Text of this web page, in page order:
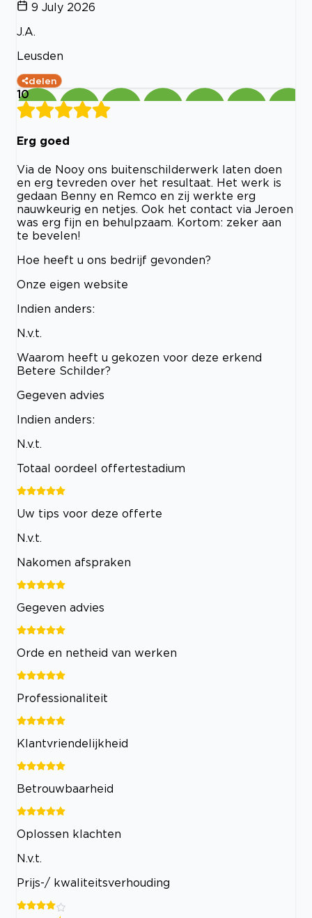
9 July 2026
J.A.
Leusden
delen
10
Erg goed
Via de Nooy ons buitenschilderwerk laten doen
en erg tevreden over het resultaat. Het werk is
gedaan Benny en Remco en zij werkte erg
nauwkeurig en netjes. Ook het contact via Jeroen
was erg fijn en behulpzaam. Kortom: zeker aan
te bevelen!
Hoe heeft u ons bedrijf gevonden?
Onze eigen website
Indien anders:
N.v.t.
Waarom heeft u gekozen voor deze erkend
Betere Schilder?
Gegeven advies
Indien anders:
N.v.t.
Totaal oordeel offertestadium
Uw tips voor deze offerte
N.v.t.
Nakomen afspraken
Gegeven advies
Orde en netheid van werken
Professionaliteit
Klantvriendelijkheid
Betrouwbaarheid
Oplossen klachten
N.v.t.
Prijs-/ kwaliteitsverhouding